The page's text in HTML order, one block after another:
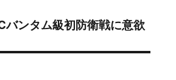
バンタム級初防衛戦に意欲